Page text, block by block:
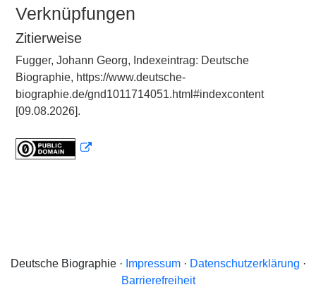
Verknüpfungen
Zitierweise
Fugger, Johann Georg, Indexeintrag: Deutsche
Biographie, https://www.deutsche-
biographie.de/gnd1011714051.html#indexcontent
[09.08.2026].
Deutsche Biographie · Impressum· Datenschutzerklärung ·
Barrierefreiheit